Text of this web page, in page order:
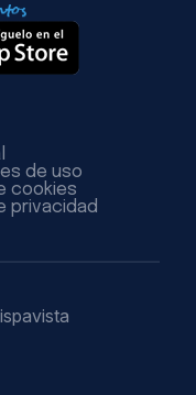
de uso
cookies
privacidad